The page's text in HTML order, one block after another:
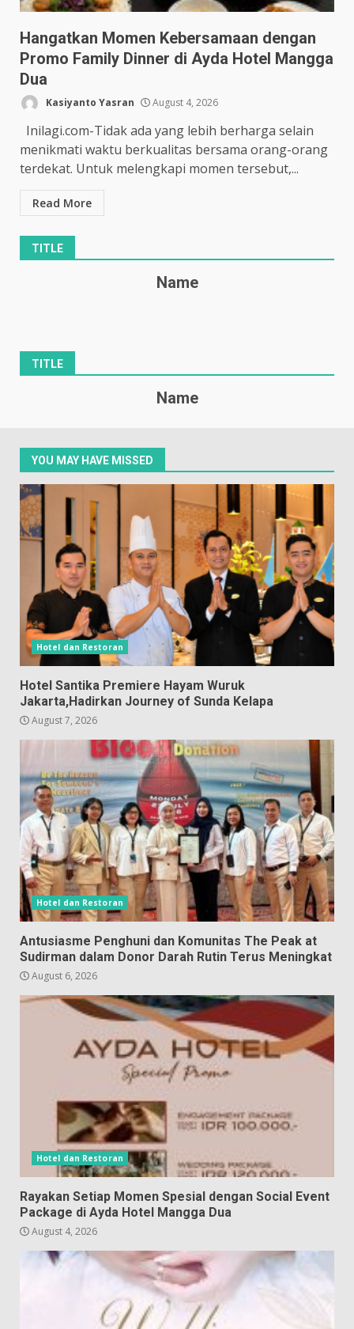
Hangatkan Momen Kebersamaan dengan
Promo Family Dinner di Ayda Hotel Mangga
Dua
Kasiyanto Yasran August 4, 2026
Inilagi.com-Tidak ada yang lebih berharga selain
menikmati waktu berkualitas bersama orang-orang
terdekat. Untuk melengkapi momen tersebut,...
Read More
TITLE
Name
TITLE
Name
YOU MAY HAVE MISSED
Hotel dan Restoran
Hotel Santika Premiere Hayam Wuruk
Jakarta,Hadirkan Journey of Sunda Kelapa
August 7, 2026
Hotel dan Restoran
Antusiasme Penghuni dan Komunitas The Peak at
Sudirman dalam Donor Darah Rutin Terus Meningkat
August 6, 2026
Hotel dan Restoran
Rayakan Setiap Momen Spesial dengan Social Event
Package di Ayda Hotel Mangga Dua
August 4, 2026